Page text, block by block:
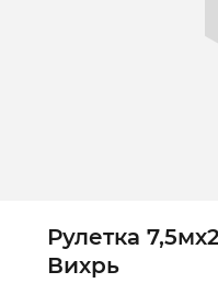
Рулетка
Вихрь